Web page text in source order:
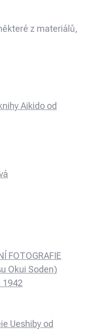
z materiálů,
Aikido od
FOTOGRAFIE
Okui Soden)
1942
Ueshiby od